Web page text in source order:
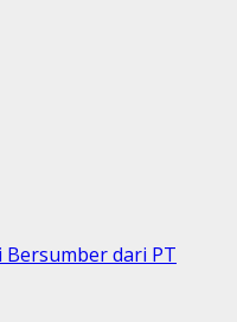
Bersumber dari PT